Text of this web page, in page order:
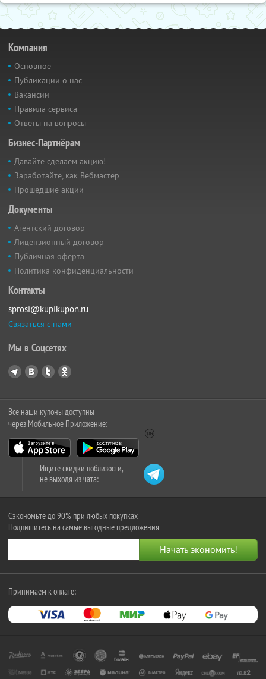
Компания
Основное
Публикации о нас
Вакансии
Правила сервиса
Ответы на вопросы
Бизнес-Партнёрам
Давайте сделаем акцию!
Заработайте, как Вебмастер
Прошедшие акции
Документы
Агентский договор
Лицензионный договор
Публичная оферта
Политика конфиденциальности
Контакты
sprosi@kupikupon.ru
Связаться с нами
Мы в Соцсетях
Все наши купоны доступны
через Мобильное Приложение:
Ищите скидки поблизости,
не выходя из чата:
Сэкономьте до 90% при любых покупках
Подпишитесь на самые выгодные предложения
Принимаем к оплате: